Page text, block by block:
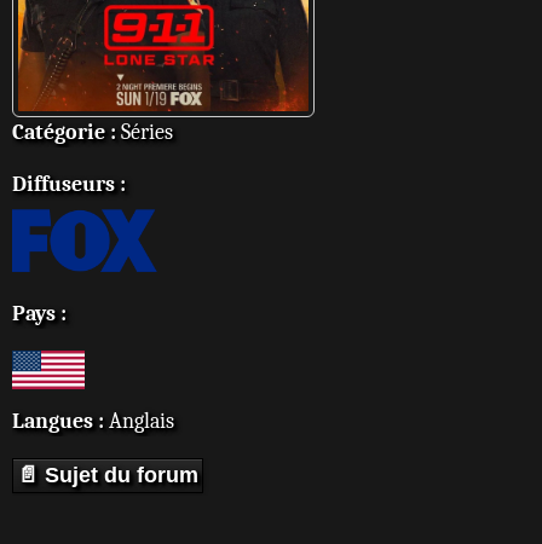
Catégorie : Séries
Diffuseurs :
Pays :
Langues : Anglais
📄 Sujet du forum